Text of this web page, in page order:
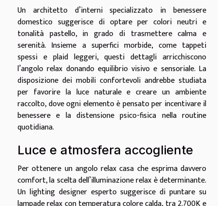
Un architetto d’interni specializzato in benessere
domestico suggerisce di optare per colori neutri e
tonalità pastello, in grado di trasmettere calma e
serenità. Insieme a superfici morbide, come tappeti
spessi e plaid leggeri, questi dettagli arricchiscono
l’angolo relax donando equilibrio visivo e sensoriale. La
disposizione dei mobili confortevoli andrebbe studiata
per favorire la luce naturale e creare un ambiente
raccolto, dove ogni elemento è pensato per incentivare il
benessere e la distensione psico-fisica nella routine
quotidiana.
Luce e atmosfera accogliente
Per ottenere un angolo relax casa che esprima davvero
comfort, la scelta dell’illuminazione relax è determinante.
Un lighting designer esperto suggerisce di puntare su